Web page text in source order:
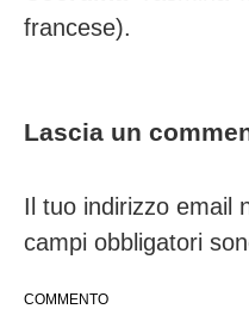
francese).
Lascia un
Il tuo indirizzo email
campi obbligatori
COMMENTO